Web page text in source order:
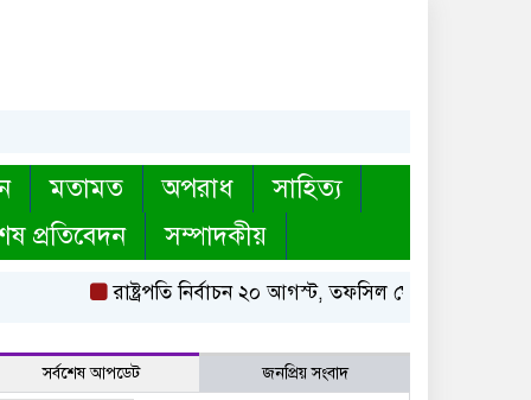
মতামত অপরাধ
সাহিত্য
প্রতিবেদন সম্পাদকীয়
রাষ্ট্রপতি নির্বাচন ২০ আগস্ট, তফসিল ঘোষণা ইসির
সর্বশেষ আপডেট জনপ্রিয় সংবাদ